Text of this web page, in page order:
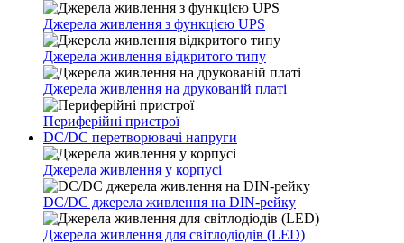
Джерела живлення з функцією UPS
Джерела живлення відкритого типу
Джерела живлення на друкованій платі
Периферійні пристрої
DC/DC перетворювачі напруги
Джерела живлення у корпусі
DC/DC джерела живлення на DIN-рейку
Джерела живлення для світлодіодів (LED)